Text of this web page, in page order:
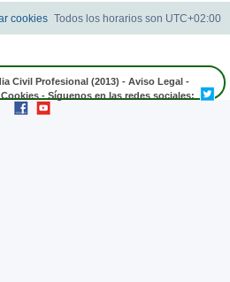
Todos los horarios son UTC+02:00
cookies
Civil Profesional (2013) - Aviso Legal -
- Síguenos en las redes sociales: